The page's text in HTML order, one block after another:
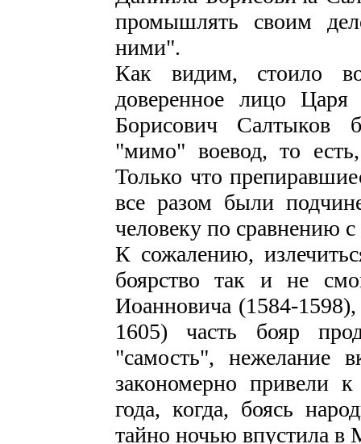
промышлять своим
ними".
Как видим, стоило
доверенное лицо
Борисович Салтыков
"мимо" воевод, то
Только что
все разом были
человеку по сравнению
К сожалению,
боярство так и не
Иоанновича (1584-
1605) часть бояр
"самость", нежелание
закономерно привели к
года, когда, боясь
тайно ночью впустила в